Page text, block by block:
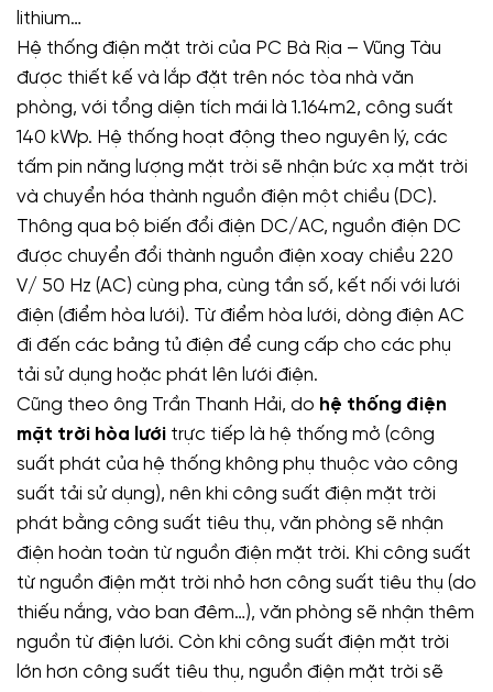
lithium…
Hệ thống điện mặt trời của PC Bà Rịa – Vũng Tàu
được thiết kế và lắp đặt trên nóc tòa nhà văn
phòng, với tổng diện tích mái là 1.164m2, công suất
140 kWp. Hệ thống hoạt động theo nguyên lý, các
tấm pin năng lượng mặt trời sẽ nhận bức xạ mặt trời
và chuyển hóa thành nguồn điện một chiều (DC).
Thông qua bộ biến đổi điện DC/AC, nguồn điện DC
được chuyển đổi thành nguồn điện xoay chiều 220
V/ 50 Hz (AC) cùng pha, cùng tần số, kết nối với lưới
điện (điểm hòa lưới). Từ điểm hòa lưới, dòng điện AC
đi đến các bảng tủ điện để cung cấp cho các phụ
tải sử dụng hoặc phát lên lưới điện.
Cũng theo ông Trần Thanh Hải, do hệ thống điện
mặt trời hòa lưới trực tiếp là hệ thống mở (công
suất phát của hệ thống không phụ thuộc vào công
suất tải sử dụng), nên khi công suất điện mặt trời
phát bằng công suất tiêu thụ, văn phòng sẽ nhận
điện hoàn toàn từ nguồn điện mặt trời. Khi công suất
từ nguồn điện mặt trời nhỏ hơn công suất tiêu thụ (do
thiếu nắng, vào ban đêm…), văn phòng sẽ nhận thêm
nguồn từ điện lưới. Còn khi công suất điện mặt trời
lớn hơn công suất tiêu thụ, nguồn điện mặt trời sẽ